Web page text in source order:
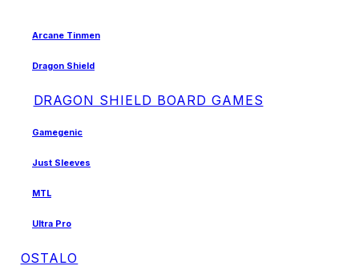
Arcane Tinmen
Dragon Shield
DRAGON SHIELD BOARD GAMES
Gamegenic
Just Sleeves
MTL
Ultra Pro
OSTALO